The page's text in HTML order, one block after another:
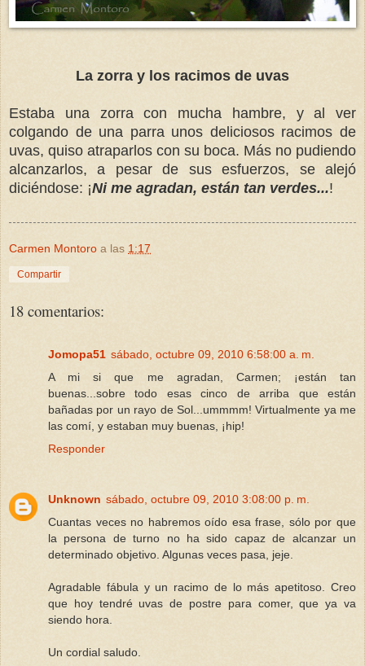
La zorra y los racimos de uvas
Estaba una zorra con mucha hambre, y al ver
colgando de una parra unos deliciosos racimos de
uvas, quiso atraparlos con su boca. Más no pudiendo
alcanzarlos, a pesar de sus esfuerzos, se alejó
diciéndose: ¡Ni me agradan, están tan verdes...!
Carmen Montoro a las 1:17
Compartir
18 comentarios:
Jomopa51 sábado, octubre 09, 2010 6:58:00 a. m.
A mi si que me agradan, Carmen; ¡están tan
buenas...sobre todo esas cinco de arriba que están
bañadas por un rayo de Sol...ummmm! Virtualmente ya me
las comí, y estaban muy buenas, ¡hip!
Responder
Unknown sábado, octubre 09, 2010 3:08:00 p. m.
Cuantas veces no habremos oído esa frase, sólo por que
la persona de turno no ha sido capaz de alcanzar un
determinado objetivo. Algunas veces pasa, jeje.
Agradable fábula y un racimo de lo más apetitoso. Creo
que hoy tendré uvas de postre para comer, que ya va
siendo hora.
Un cordial saludo.